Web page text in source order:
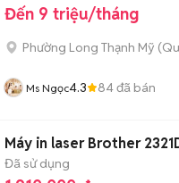
Đến 9 triệu/tháng
Phường Long Thạnh Mỹ
Ms Ngọc4.3 84đã bán
Máy in laser Brother
Đã sử dụng